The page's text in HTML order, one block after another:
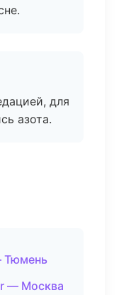
для
азота.
Тюмень
— Москва